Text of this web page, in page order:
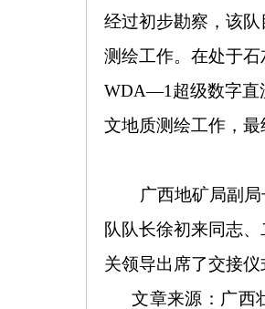
经过初步勘察，该
测绘工作。在处于
WDA—1 超级数字
文地质测绘工作，
广西地矿局副
队队长徐初来同志
关领导出席了交接仪
文章来源： 广西